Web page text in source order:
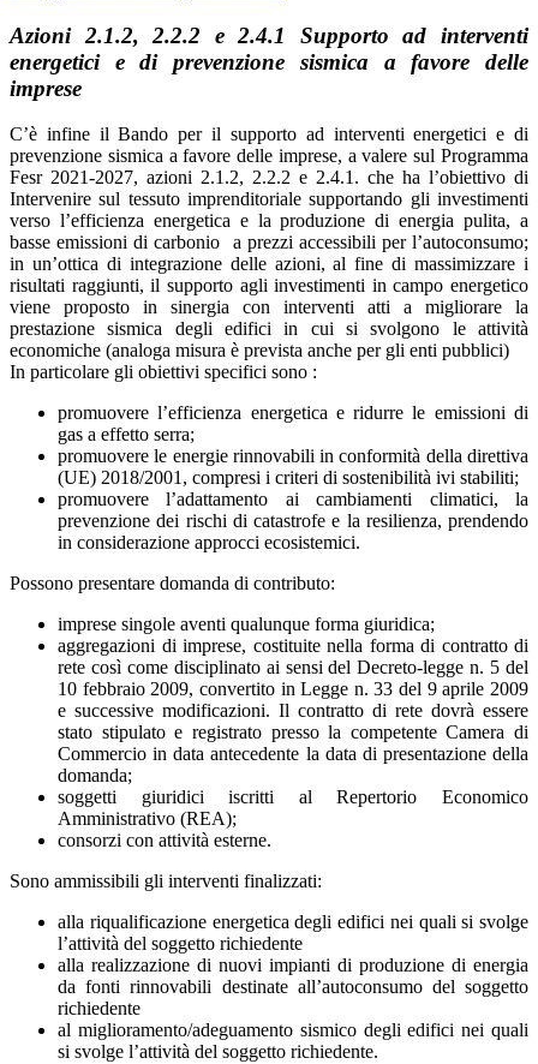
Azioni 2.1.2, 2.2.2 e 2.4.1 Supporto ad interventi
energetici e di prevenzione sismica a favore delle
imprese
C’è infine il Bando per il supporto ad interventi energetici e di
prevenzione sismica a favore delle imprese, a valere sul Programma
Fesr 2021-2027, azioni 2.1.2, 2.2.2 e 2.4.1. che ha l’obiettivo di
Intervenire sul tessuto imprenditoriale supportando gli investimenti
verso l’efficienza energetica e la produzione di energia pulita, a
basse emissioni di carbonio a prezzi accessibili per l’autoconsumo;
in un’ottica di integrazione delle azioni, al fine di massimizzare i
risultati raggiunti, il supporto agli investimenti in campo energetico
viene proposto in sinergia con interventi atti a migliorare la
prestazione sismica degli edifici in cui si svolgono le attività
economiche (analoga misura è prevista anche per gli enti pubblici)
In particolare gli obiettivi specifici sono :
promuovere l’efficienza energetica e ridurre le emissioni di
gas a effetto serra;
promuovere le energie rinnovabili in conformità della direttiva
(UE) 2018/2001, compresi i criteri di sostenibilità ivi stabiliti;
promuovere l’adattamento ai cambiamenti climatici, la
prevenzione dei rischi di catastrofe e la resilienza, prendendo
in considerazione approcci ecosistemici.
Possono presentare domanda di contributo:
imprese singole aventi qualunque forma giuridica;
aggregazioni di imprese, costituite nella forma di contratto di
rete così come disciplinato ai sensi del Decreto-legge n. 5 del
10 febbraio 2009, convertito in Legge n. 33 del 9 aprile 2009
e successive modificazioni. Il contratto di rete dovrà essere
stato stipulato e registrato presso la competente Camera di
Commercio in data antecedente la data di presentazione della
domanda;
soggetti giuridici iscritti al Repertorio Economico
Amministrativo (REA);
consorzi con attività esterne.
Sono ammissibili gli interventi finalizzati:
alla riqualificazione energetica degli edifici nei quali si svolge
l’attività del soggetto richiedente
alla realizzazione di nuovi impianti di produzione di energia
da fonti rinnovabili destinate all’autoconsumo del soggetto
richiedente
al miglioramento/adeguamento sismico degli edifici nei quali
si svolge l’attività del soggetto richiedente.